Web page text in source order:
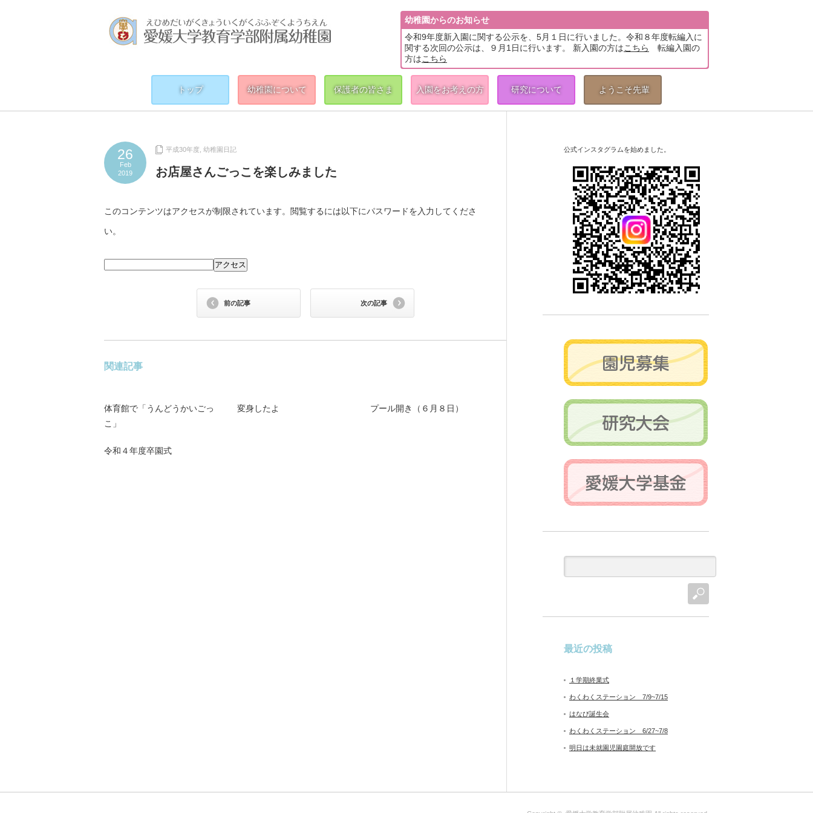
幼稚園からのお知らせ
令和9年度新入園に関する公示を、5月１日に行いました。令和８年度転編入に
関する次回の公示は、９月1日に行います。 新入園の方はこちら
転編入園の
方はこちら
トップ 幼稚園について 保護者の皆さま 入園をお考えの方 研究について ようこそ先輩
26
Feb
2019
平成30年度 幼稚園日記
お店屋さんごっこを楽しみました
このコンテンツはアクセスが制限されています。閲覧するには以下にパスワードを入力してくださ
い。
前の記事 次の記事
関連記事
体育館で「うんどうかいごっ
こ」
変身したよ プール開き（６月８日）
令和４年度卒園式
公式インスタグラムを始めました。
最近の投稿
１学期終業式
わくわくステーション 7/9~7/15
はなび誕生会
わくわくステーション 6/27~7/8
明日は未就園児園庭開放です